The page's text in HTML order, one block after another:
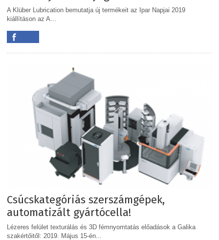
A Klüber Lubrication bemutatja új termékeit az Ipar Napjai 2019
kiállításon az A...
Csúcskategóriás szerszámgépek,
automatizált gyártócella!
Lézeres felület texturálás és 3D fémnyomtatás előadások a Galika
szakértőitől: 2019. Május 15-én...